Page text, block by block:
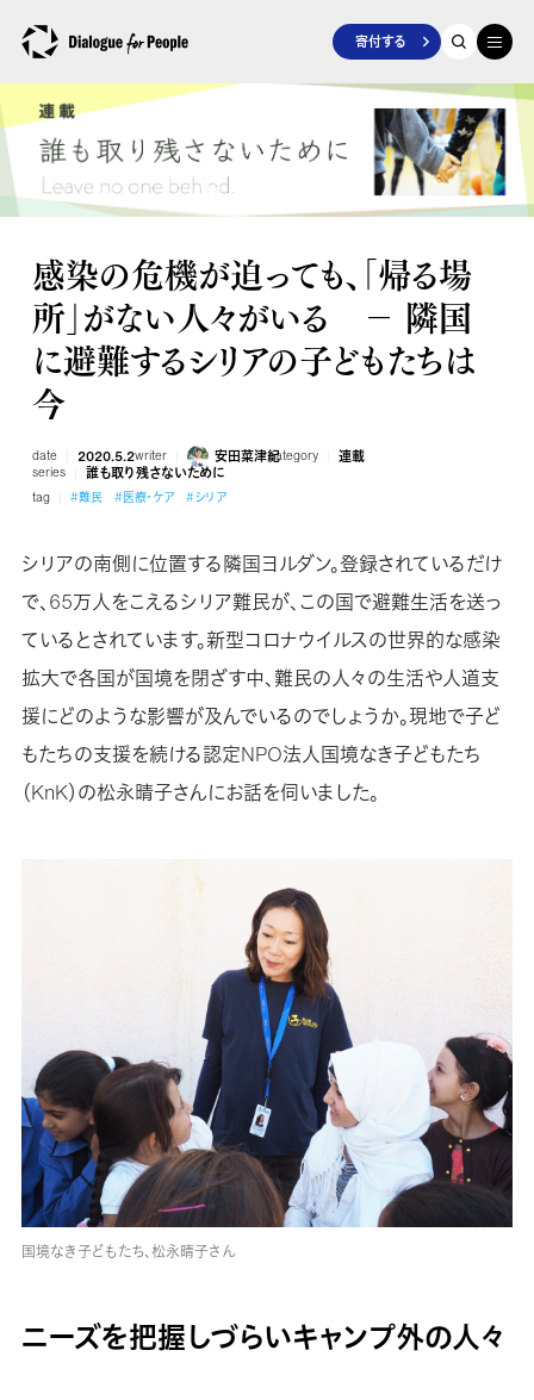
寄付する
感染の危機が迫っても、「帰る場
所」がない人々がいる － 隣国
に避難するシリアの子どもたちは
今
date 2020.5.2writer 安田菜津紀category 連載
series 誰も取り残さないために
tag #難民 #医療・ケア #シリア
シリアの南側に位置する隣国ヨルダン。登録されているだけ
で、65万人をこえるシリア難民が、この国で避難生活を送っ
ているとされています。新型コロナウイルスの世界的な感染
拡大で各国が国境を閉ざす中、難民の人々の生活や人道支
援にどのような影響が及んでいるのでしょうか。現地で子ど
もたちの支援を続ける認定NPO法人国境なき子どもたち
（KnK）の松永晴子さんにお話を伺いました。
国境なき子どもたち、松永晴子さん
ニーズを把握しづらいキャンプ外の人々